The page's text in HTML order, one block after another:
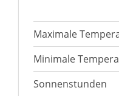
Maximale
Minimale
Sonnenstunden